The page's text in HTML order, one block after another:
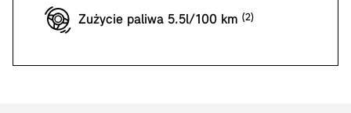
Zużycie paliwa 5.5l/100 km